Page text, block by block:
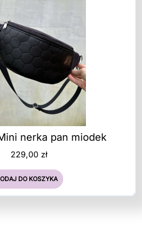
nerka pan miodek
229,00 zł
DO KOSZYKA